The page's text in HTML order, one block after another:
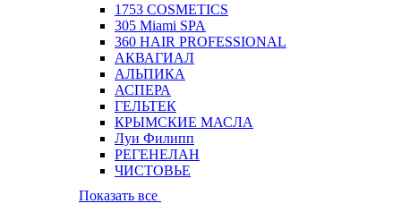
1753 COSMETICS
305 Miami SPA
360 HAIR PROFESSIONAL
АКВАГИАЛ
АЛЬПИКА
АСПЕРА
ГЕЛЬТЕК
КРЫМСКИЕ МАСЛА
Луи Филипп
РЕГЕНЕЛАН
ЧИСТОВЬЕ
Показать все